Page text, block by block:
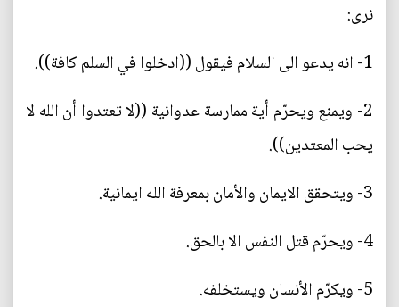
نرى:
1- انه يدعو الى السلام فيقول ((ادخلوا في السلم كافة)).
2- ويمنع ويحرّم أية ممارسة عدوانية ((لا تعتدوا أن الله لا
يحب المعتدين)).
3- ويتحقق الايمان والأمان بمعرفة الله ايمانية.
4- ويحرّم قتل النفس الا بالحق.
5- ويكرّم الأنسان ويستخلفه.